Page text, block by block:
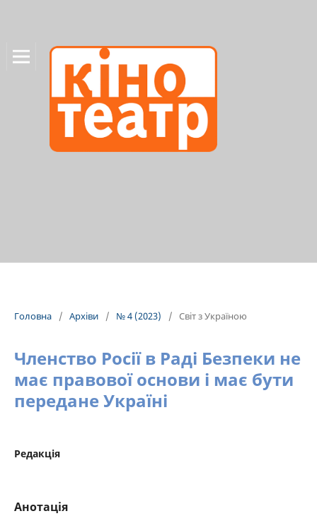
Головна / Архіви / № 4 (2023) / Світ з Україною
Членство Росії в Раді Безпеки не
має правової основи і має бути
передане Україні
Редакція
Анотація